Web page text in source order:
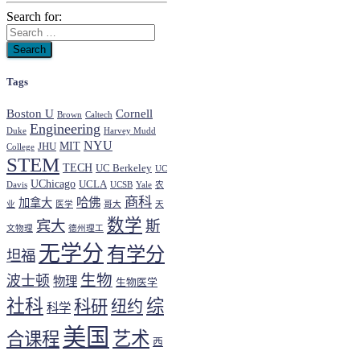
Search for:
Tags
Boston U Brown Caltech Cornell
Duke Engineering Harvey Mudd
College JHU MIT NYU
STEM TECH UC Berkeley UC
Davis UChicago UCLA UCSB Yale 农
业 加拿大 医学 哈佛 哥大 商科 天
文物理 宾大 德州理工 数学 斯
坦福 无学分 有学分
波士顿 物理 生物 生物医学
社科 科学 科研纽约 综
合课程 美国 艺术 西